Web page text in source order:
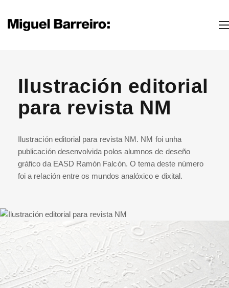
Ilustración editorial
para revista NM
Ilustración editorial para revista NM. NM foi unha
publicación desenvolvida polos alumnos de deseño
gráfico da EASD Ramón Falcón. O tema deste número
foi a relación entre os mundos analóxico e dixital.